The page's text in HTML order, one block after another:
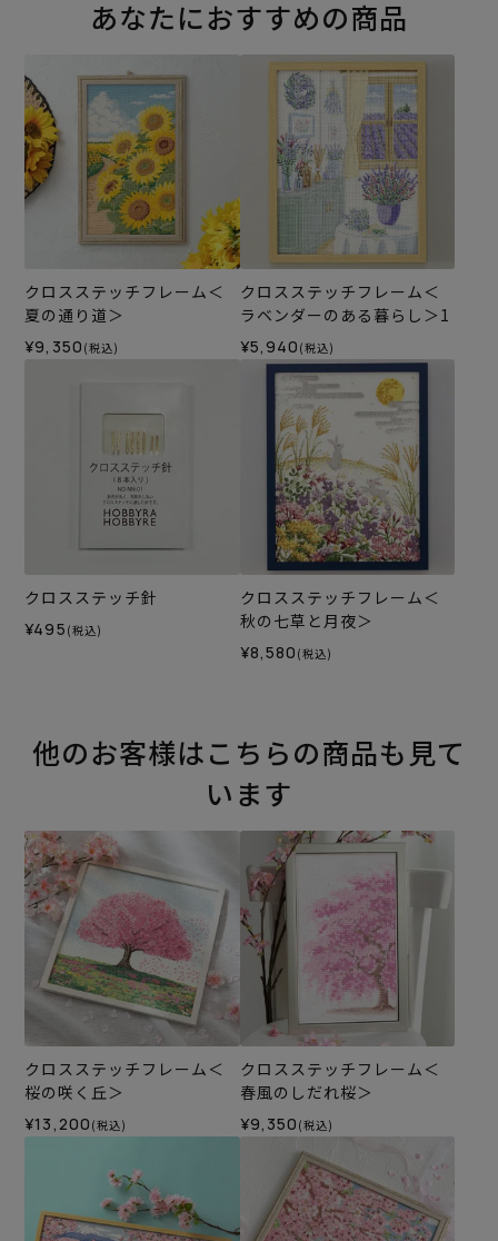
あなたにおすすめの商品
クロスステッチフレーム＜
夏の通り道＞
¥9,350 (税込)
クロスステッチフレーム＜
ラベンダーのある暮らし＞1
¥5,940 (税込)
クロスステッチ針
¥495 (税込)
クロスステッチフレーム＜
秋の七草と月夜＞
¥8,580 (税込)
他のお客様はこちらの商品も見て
います
クロスステッチフレーム＜
桜の咲く丘＞
¥13,200 (税込)
クロスステッチフレーム＜
春風のしだれ桜＞
¥9,350 (税込)